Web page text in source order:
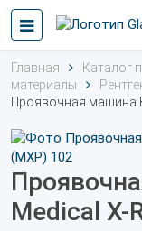
Главная Каталог
материалы
Проявочная машина
Medical X-